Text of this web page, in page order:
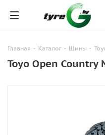
Главная - Каталог - Шины -
Toyo Open Country